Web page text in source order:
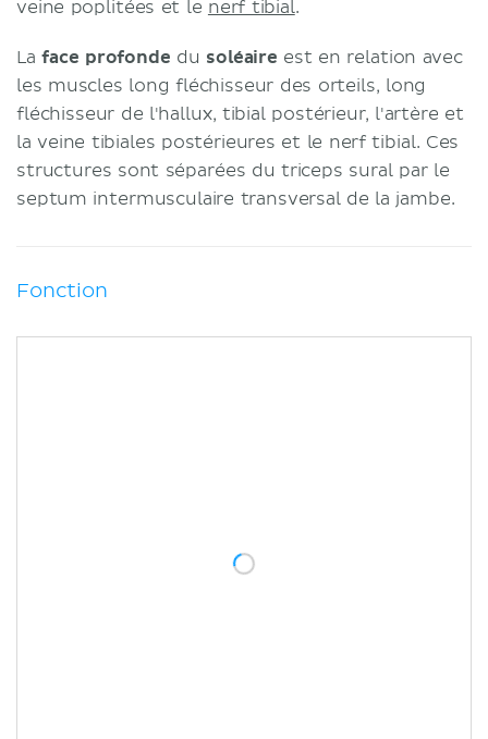
veine poplitées et le nerf tibial.
Laface profonde du soléaire est en relation avec
les muscles long fléchisseur des orteils, long
fléchisseur de l'hallux, tibial postérieur, l'artère et
la veine tibiales postérieures et le nerf tibial. Ces
structures sont séparées du triceps sural par le
septum intermusculaire transversal de la jambe.
Fonction